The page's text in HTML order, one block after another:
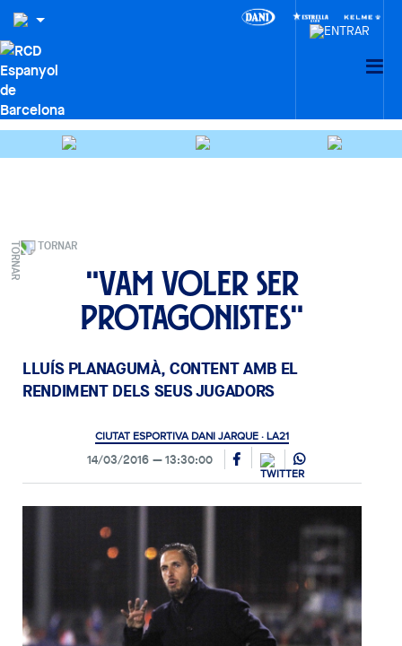
TORNAR
"Vam voler ser
protagonistes"
LLUÍS PLANAGUMÀ, CONTENT AMB EL
RENDIMENT DELS SEUS JUGADORS
CIUTAT ESPORTIVA DANI JARQUE · LA21
14/03/2016 13:30:00